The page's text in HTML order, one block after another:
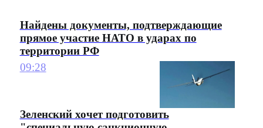
Найдены документы, подтверждающие
прямое участие НАТО в ударах по
территории РФ
09:28
Зеленский хочет подготовить